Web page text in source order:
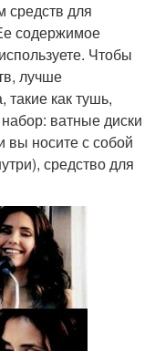
средств для
содержимое
Чтобы
лучше
такие как тушь,
ватные диски
вы носите с собой
средство для